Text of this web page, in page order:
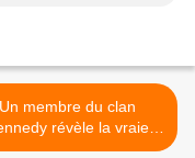
Un membre du clan
révèle la vraie
de la guerre en